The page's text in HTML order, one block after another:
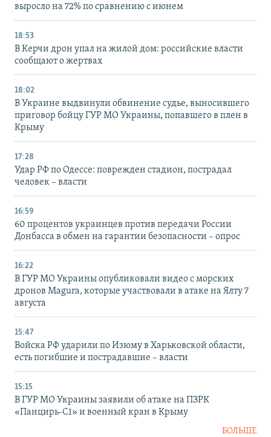
выросло на 72% по сравнению с июнем
18:53
В Керчи дрон упал на жилой дом: российские власти
сообщают о жертвах
18:02
В Украине выдвинули обвинение судье, выносившего
приговор бойцу ГУР МО Украины, попавшего в плен в
Крыму
17:28
Удар РФ по Одессе: поврежден стадион, пострадал
человек – власти
16:59
60 процентов украинцев против передачи России
Донбасса в обмен на гарантии безопасности – опрос
16:22
В ГУР МО Украины опубликовали видео с морских
дронов Magura, которые участвовали в атаке на Ялту 7
августа
15:47
Войска РФ ударили по Изюму в Харьковской области,
есть погибшие и пострадавшие – власти
15:15
В ГУР МО Украины заявили об атаке на ПЗРК
«Панцирь-С1» и военный кран в Крыму
БОЛЬШЕ